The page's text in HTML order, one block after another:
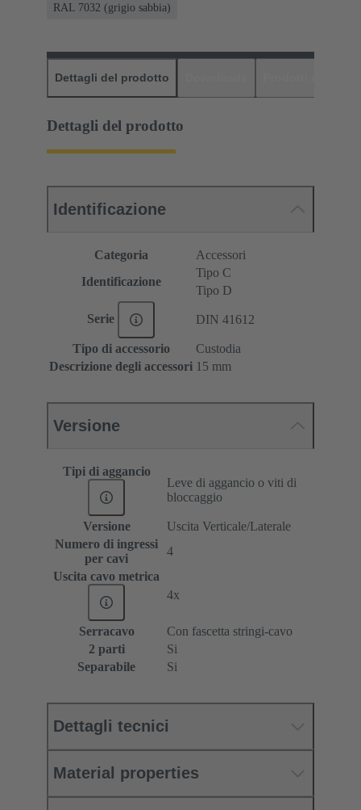
RAL 7032 (grigio sabbia)
Dettagli del prodotto
Dettagli del prodotto
Identificazione
Categoria
Accessori
Identificazione
Tipo C
Tipo D
Serie DIN 41612
Tipo di accessorio
Custodia
Descrizione degli accessori 15 mm
Versione
Tipi di aggancio
Leve di aggancio o viti di
bloccaggio
Versione
Uscita Verticale/Laterale
Numero di ingressi
per cavi
4
Uscita cavo metrica
4x
Serracavo
Con fascetta stringi-cavo
2 parti
Si
Separabile
Si
Dettagli tecnici
Material properties